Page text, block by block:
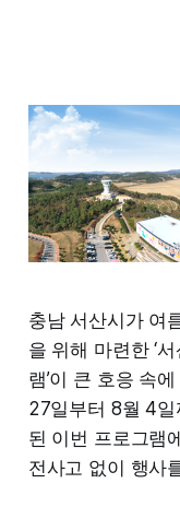
충남 서산시가 여
을 위해 마련한 ‘
램’이 큰 호응 속
27일부터 8월 4일
된 이번 프로그램
전사고 없이 행사